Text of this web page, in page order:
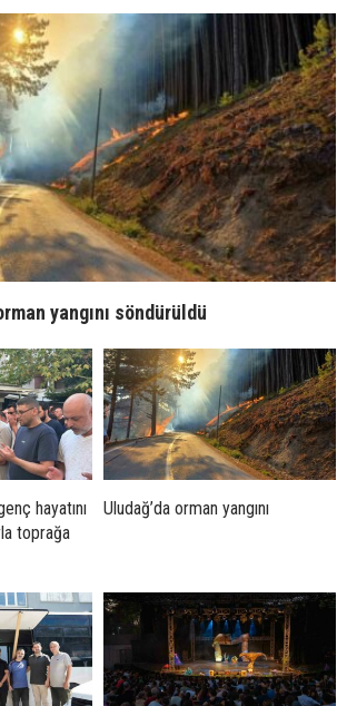
yangını söndürüldü
hayatını
toprağa
Uludağ’da orman yangını